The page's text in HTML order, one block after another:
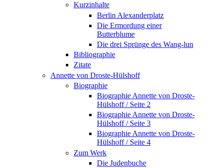
Kurzinhalte
Berlin Alexanderplatz
Die Ermordung einer
Butterblume
Die drei Sprünge des Wang-lun
Bibliographie
Zitate
Annette von Droste-Hülshoff
Biographie
Biographie Annette von Droste-
Hülshoff / Seite 2
Biographie Annette von Droste-
Hülshoff / Seite 3
Biographie Annette von Droste-
Hülshoff / Seite 4
Zum Werk
Die Judenbuche